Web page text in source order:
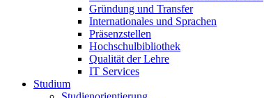
Gründung und Transfer
Internationales und Sprachen
Präsenzstellen
Hochschulbibliothek
Qualität der Lehre
IT Services
Studium